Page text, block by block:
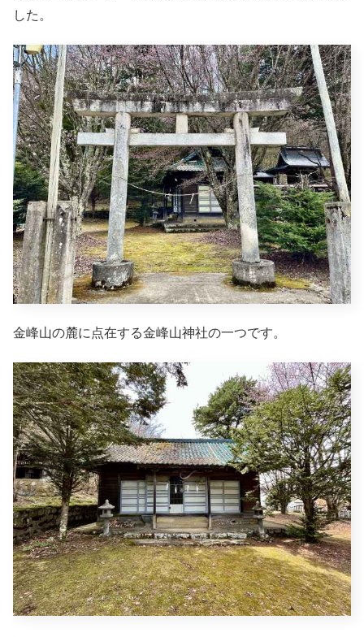
した。
金峰山の麓に点在する金峰山神社の一つです。